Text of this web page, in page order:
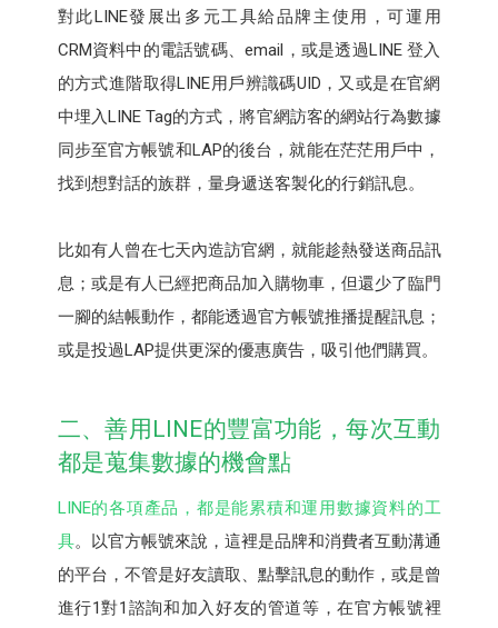
對此LINE發展出多元工具給品牌主使用，可運用
CRM資料中的電話號碼、email，或是透過LINE 登入
的方式進階取得LINE用戶辨識碼UID，又或是在官網
中埋入LINE Tag的方式，將官網訪客的網站行為數據
同步至官方帳號和LAP的後台，就能在茫茫用戶中，
找到想對話的族群，量身遞送客製化的行銷訊息。
比如有人曾在七天內造訪官網，就能趁熱發送商品訊
息；或是有人已經把商品加入購物車，但還少了臨門
一腳的結帳動作，都能透過官方帳號推播提醒訊息；
或是投過LAP提供更深的優惠廣告，吸引他們購買。
二、善用LINE的豐富功能，每次互動
都是蒐集數據的機會點
LINE的各項產品，都是能累積和運用數據資料的工
具。以官方帳號來說，這裡是品牌和消費者互動溝通
的平台，不管是好友讀取、點擊訊息的動作，或是曾
進行1對1諮詢和加入好友的管道等，在官方帳號裡